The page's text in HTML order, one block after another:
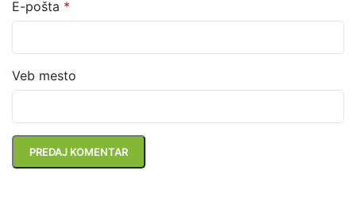
E-pošta *
Veb mesto